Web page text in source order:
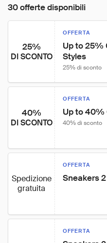
30 offerte disponibili
25%
DI SCONTO
OFFERTA
Up to 25%
Styles
25% di sconto
40%
DI SCONTO
OFFERTA
Up to 40%
40% di sconto
Spedizione
gratuita
OFFERTA
Sneakers
OFFERTA